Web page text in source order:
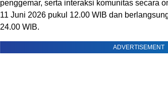
penggemar, serta interaksi komunitas secara
11 Juni 2026 pukul 12.00 WIB dan
24.00 WIB.
ADVERTISEMENT